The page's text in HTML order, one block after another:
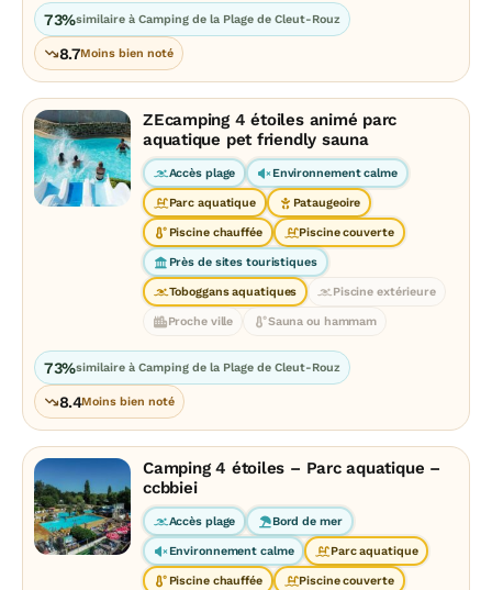
73%similaire à Camping de la Plage de Cleut-Rouz
8.7Moins bien noté
ZEcamping 4 étoiles animé parc
aquatique pet friendly sauna
Accès plage Environnement calme
Parc aquatique Pataugeoire
Piscine chauffée Piscine couverte
Près de sites touristiques
Toboggans aquatiques Piscine extérieure
Proche ville Sauna ou hammam
73%similaire à Camping de la Plage de Cleut-Rouz
8.4Moins bien noté
Camping 4 étoiles – Parc aquatique –
ccbbiei
Accès plage Bord de mer
Environnement calme Parc aquatique
Piscine chauffée Piscine couverte